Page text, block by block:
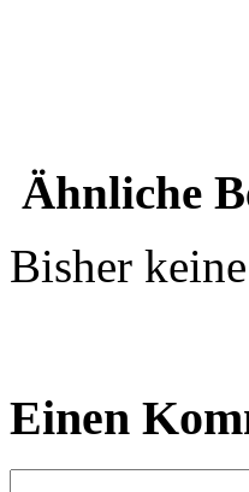
Ähnliche
Bisher
Einen